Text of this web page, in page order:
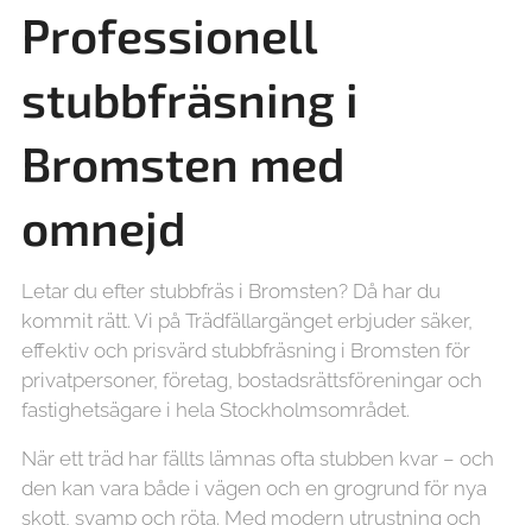
Professionell
stubbfräsning i
Bromsten med
omnejd
Letar du efter stubbfräs i Bromsten? Då har du
kommit rätt. Vi på Trädfällargänget erbjuder säker,
effektiv och prisvärd stubbfräsning i Bromsten för
privatpersoner, företag, bostadsrättsföreningar och
fastighetsägare i hela Stockholmsområdet.
När ett träd har fällts lämnas ofta stubben kvar – och
den kan vara både i vägen och en grogrund för nya
skott, svamp och röta. Med modern utrustning och